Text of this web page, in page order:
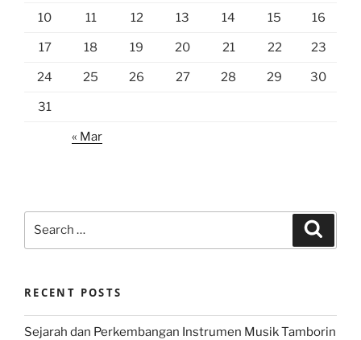
10 11 12 13 14 15 16
17 18 19 20 21 22 23
24 25 26 27 28 29 30
31
« Mar
RECENT POSTS
Sejarah dan Perkembangan Instrumen Musik Tamborin